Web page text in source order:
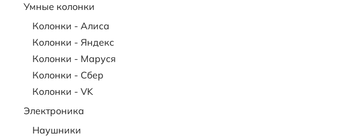
Умные колонки
Колонки - Алиса
Колонки - Яндекс
Колонки - Маруся
Колонки - Сбер
Колонки - VK
Электроника
Наушники